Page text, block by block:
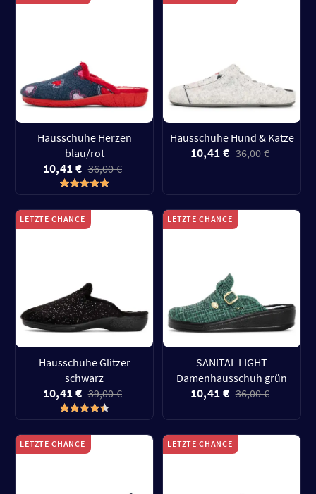
Hausschuhe Herzen
blau/rot
10,41 € 36,00 €
Hausschuhe Hund & Katze
10,41 € 36,00 €
LETZTE CHANCE
Hausschuhe Glitzer
schwarz
10,41 € 39,00 €
LETZTE CHANCE
SANITAL LIGHT
Damenhausschuh grün
10,41 € 36,00 €
LETZTE CHANCE LETZTE CHANCE